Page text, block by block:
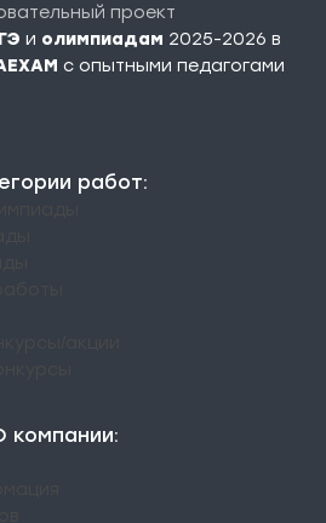
проект
и олимпиадам 2025-2026 в
c опытными педагогами
работ:
компании: